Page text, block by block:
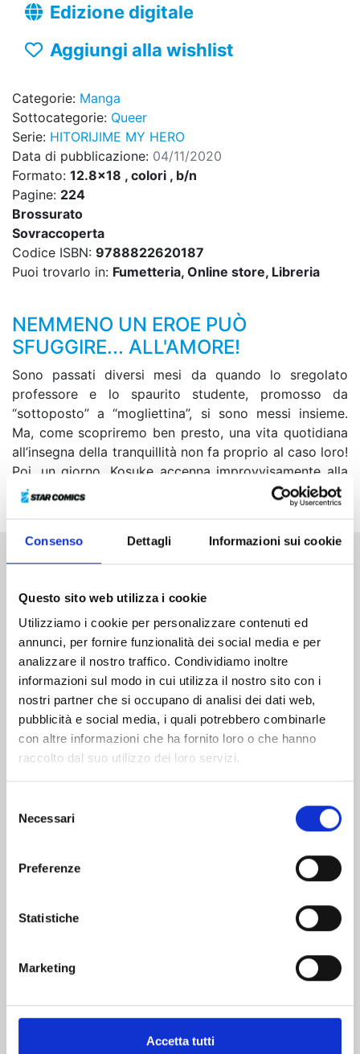
Consenso Dettagli Informazioni sui cookie
Questo sito web utilizza i cookie
Utilizziamo i cookie per personalizzare contenuti ed
annunci, per fornire funzionalità dei social media e per
analizzare il nostro traffico. Condividiamo inoltre
informazioni sul modo in cui utilizza il nostro sito con i
nostri partner che si occupano di analisi dei dati web,
pubblicità e social media, i quali potrebbero combinarle
con altre informazioni che ha fornito loro o che hanno
raccolto dal suo utilizzo dei loro servizi.
delNecessari
Preferenze
Statistiche
Marketing
Accetta tutti
Edizione digitale
Aggiungi alla wishlist
Categorie: Manga
Sottocategorie: Queer
Serie: HITORIJIME MY HERO
Data di pubblicazione: 04/11/2020
Formato: 12.8x18 , colori , b/n
Pagine: 224
Brossurato
Sovraccoperta
Codice ISBN: 9788822620187
Puoi trovarlo in: Fumetteria, Online store, Libreria
NEMMENO UN EROE PUÒ
SFUGGIRE... ALL'AMORE!
Sono passati diversi mesi da quando lo sregolato
professore e lo spaurito studente, promosso da
“sottoposto” a “mogliettina”, si sono messi insieme.
Ma, come scopriremo ben presto, una vita quotidiana
all’insegna della tranquillità non fa proprio al caso loro!
Poi, un giorno, Kosuke accenna improvvisamente alla
fine del loro rapporto...!
Altri volumi della serie
Mostra tutto